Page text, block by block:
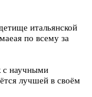
итальянской
по всему за
с научными
лучшей в своём